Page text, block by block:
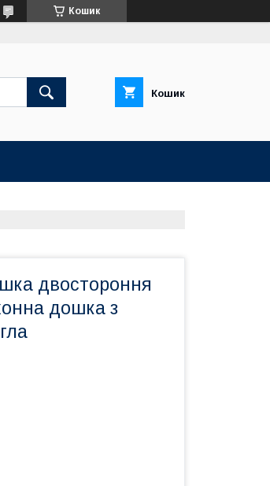
Кошик
Кошик
двостороння
дошка з